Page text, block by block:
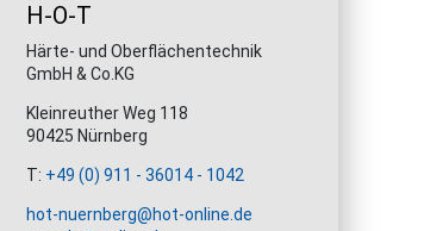
H-O-T
Härte- und Oberflächentechnik
GmbH & Co.KG
Kleinreuther Weg 118
90425 Nürnberg
T: +49 (0) 911 - 36014 - 1042
hot-nuernberg@hot-online.de